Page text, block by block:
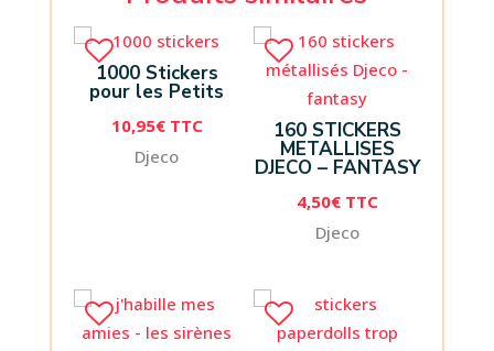
1000 Stickers
pour les Petits
10,95€ TTC
Djeco
160 STICKERS
METALLISES
DJECO – FANTASY
4,50€ TTC
Djeco